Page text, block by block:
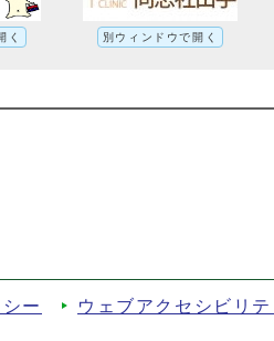
く 別ウィンドウで開く
ー ウェブアクセシビリテ